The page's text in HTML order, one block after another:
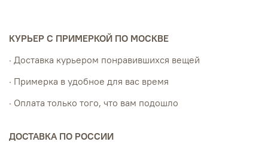
КУРЬЕР С ПРИМЕРКОЙ ПО МОСКВЕ
· Доставка курьером понравившихся вещей
· Примерка в удобное для вас время
· Оплата только того, что вам подошло
ДОСТАВКА ПО РОССИИ